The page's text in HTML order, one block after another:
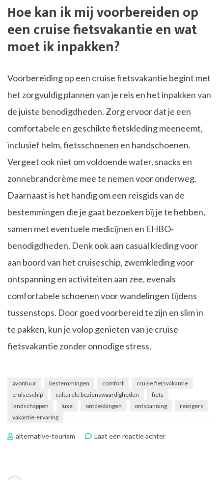
Hoe kan ik mij voorbereiden op
een cruise fietsvakantie en wat
moet ik inpakken?
Voorbereiding op een cruise fietsvakantie begint met
het zorgvuldig plannen van je reis en het inpakken van
de juiste benodigdheden. Zorg ervoor dat je een
comfortabele en geschikte fietskleding meeneemt,
inclusief helm, fietsschoenen en handschoenen.
Vergeet ook niet om voldoende water, snacks en
zonnebrandcrème mee te nemen voor onderweg.
Daarnaast is het handig om een reisgids van de
bestemmingen die je gaat bezoeken bij je te hebben,
samen met eventuele medicijnen en EHBO-
benodigdheden. Denk ook aan casual kleding voor
aan boord van het cruiseschip, zwemkleding voor
ontspanning en activiteiten aan zee, evenals
comfortabele schoenen voor wandelingen tijdens
tussenstops. Door goed voorbereid te zijn en slim in
te pakken, kun je volop genieten van je cruise
fietsvakantie zonder onnodige stress.
avontuur bestemmingen comfort
cruise fietsvakantie
cruiseschip
culturele bezienswaardigheden
fiets
landschappen
luxe ontdekkingen ontspanning
reizigers
vakantie-ervaring
alternative-tourism Laat een reactie achterop